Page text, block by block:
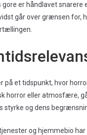
er håndlavet snarere
går over grænsen
på et tidspunkt, hvor
horror eller atmosfære,
styrke og dens
og hjemmebio